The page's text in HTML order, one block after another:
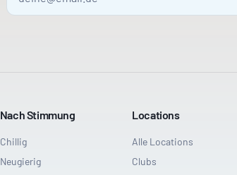
Nach Stimmung
Chillig
Neugierig
Locations
Alle Locations
Clubs